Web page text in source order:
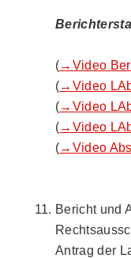
(→Video
(→Video
(→Video
(→Video
(→Video
Bericht und
Antrag der